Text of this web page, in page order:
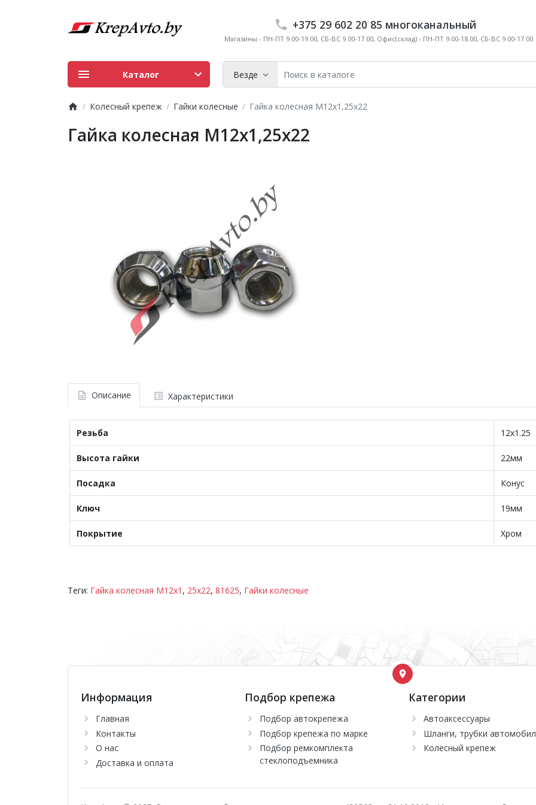
+375 29 602 20 85 многоканальный
Магазины - ПН-ПТ 9.00-19.00, СБ-ВС 9.00-17.00, Офис(склад) - ПН-ПТ 9.00-18.00, СБ-ВС 9.00-17.00
Везде
Каталог
Колесный крепеж Гайки колесные Гайка колесная M12х1,25х22
Гайка колесная M12х1,25х22
Описание Характеристики
Резьба 12х1.25
Высота гайки 22мм
Посадка Конус
Ключ 19мм
Покрытие Хром
Теги: Гайка колесная M12х1 , 25х22, 81625, Гайки колесные
Информация
Главная
Контакты
О нас
Доставка и оплата
Подбор крепежа
Подбор автокрепежа
Подбор крепежа по марке
Подбор ремкомплекта
стеклоподъемника
Категории
Автоаксессуары
Шланги, трубки
Колесный крепеж